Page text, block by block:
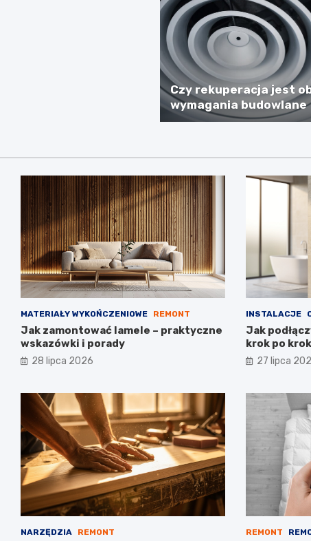
Czy rekuperacja jest
wymagania budowlane
MATERIAŁY WYKOŃCZENIOWE REMONT
Jak zamontować lamele – praktyczne
wskazówki i porady
28 lipca 2026
INSTALACJE
Jak
krok po
27 lipca
NARZĘDZIA REMONT REMONT